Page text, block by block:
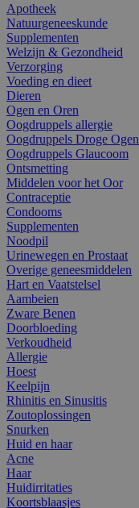
Apotheek
Natuurgeneeskunde
Supplementen
Welzijn & Gezondheid
Verzorging
Voeding en dieet
Dieren
Ogen en Oren
Oogdruppels allergie
Oogdruppels Droge Ogen
Oogdruppels Glaucoom
Ontsmetting
Middelen voor het Oor
Contraceptie
Condooms
Supplementen
Noodpil
Urinewegen en Prostaat
Overige geneesmiddelen
Hart en Vaatstelsel
Aambeien
Zware Benen
Doorbloeding
Verkoudheid
Allergie
Hoest
Keelpijn
Rhinitis en Sinusitis
Zoutoplossingen
Snurken
Huid en haar
Acne
Haar
Huidirritaties
Koortsblaasjes